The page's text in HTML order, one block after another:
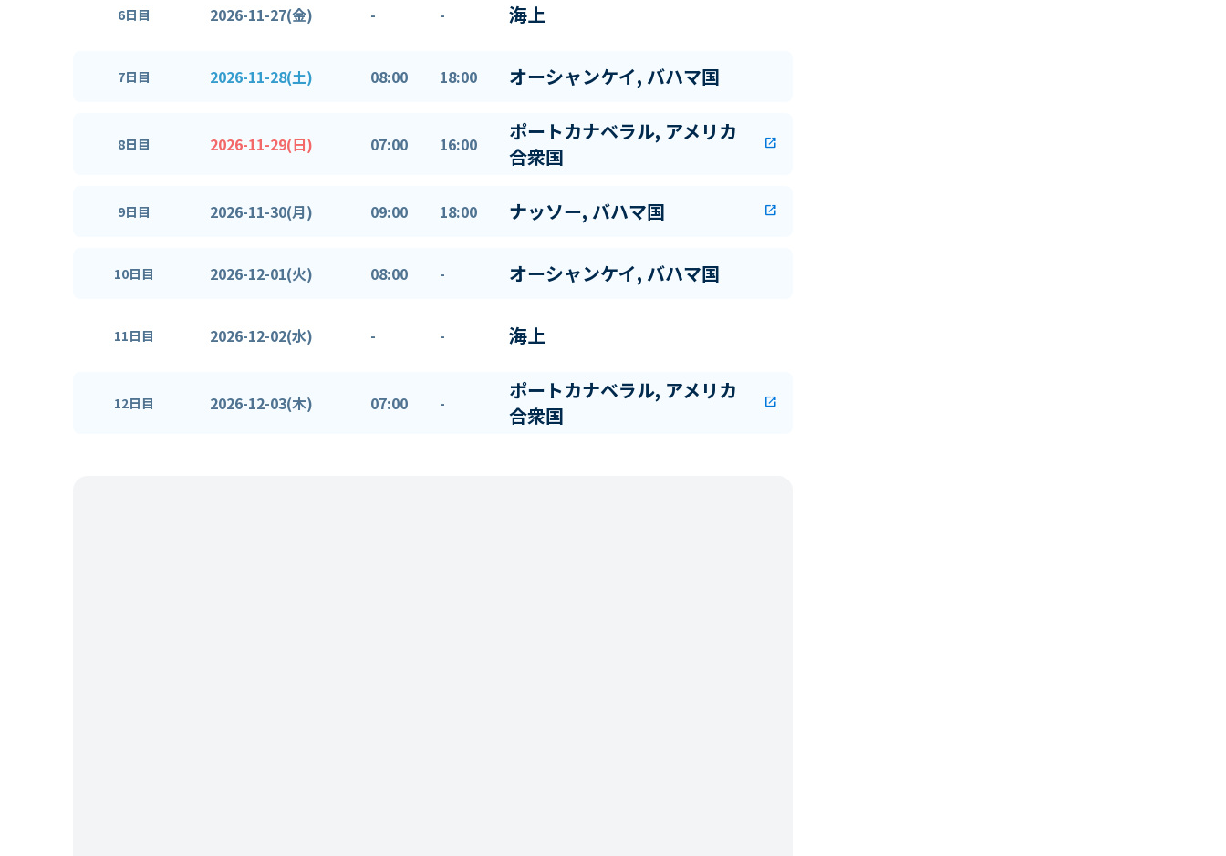
6日目 2026-11-27(金) - - 海上
7日目 2026-11-28(土) 08:00 18:00 オーシャンケイ, バハマ国
8日目 2026-11-29(日) 07:00 16:00
ポートカナベラル, アメリカ
合衆国
open_in_new
9日目 2026-11-30(月) 09:00 18:00 ナッソー, バハマ国 open_in_new
10日目 2026-12-01(火) 08:00 - オーシャンケイ, バハマ国
11日目 2026-12-02(水) - - 海上
12日目 2026-12-03(木) 07:00 -
ポートカナベラル, アメリカ
合衆国
open_in_new